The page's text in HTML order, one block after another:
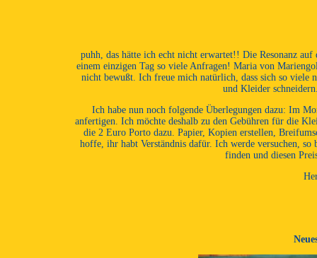
puhh, das hätte ich echt nicht erwartet!! Die Resonanz
einem einzigen Tag so viele Anfragen! Maria von
nicht bewußt. Ich freue mich natürlich, dass sich so viele
und Kleider
Ich habe nun noch folgende Überlegungen dazu: Im
anfertigen. Ich möchte deshalb zu den Gebühren für die
die 2 Euro Porto dazu. Papier, Kopien erstellen,
hoffe, ihr habt Verständnis dafür. Ich werde versuchen,
finden und diesen